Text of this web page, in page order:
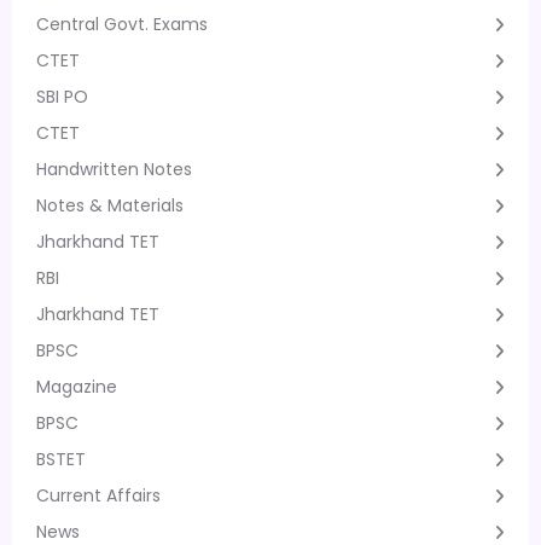
Central Govt. Exams
CTET
SBI PO
CTET
Handwritten Notes
Notes & Materials
Jharkhand TET
RBI
Jharkhand TET
BPSC
Magazine
BPSC
BSTET
Current Affairs
News